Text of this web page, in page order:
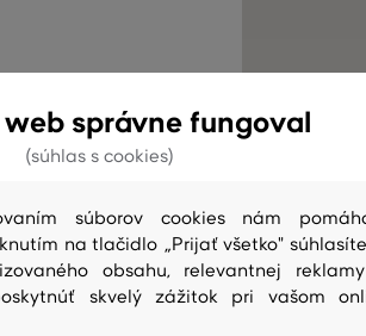
správne fungoval
(súhlas s cookies)
súborov cookies nám
na tlačidlo „Prijať všetko"
obsahu, relevantnej
skvelý zážitok pri vašom